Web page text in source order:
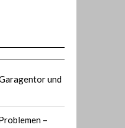
und
–